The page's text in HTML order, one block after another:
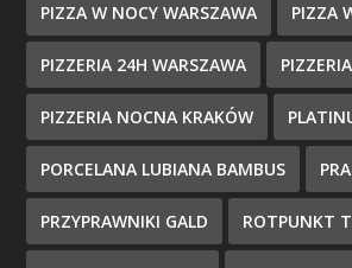
PIZZA W NOCY WARSZAWA PIZZA
PIZZERIA 24H WARSZAWA
PIZZERIA NOCNA KRAKÓW
PORCELANA LUBIANA BAMBUS
PRZYPRAWNIKI GALD ROTPUNKT